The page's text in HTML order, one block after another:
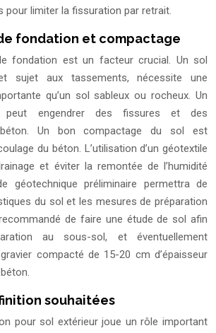
pour limiter la fissuration par retrait.
fondation et compactage
fondation est un facteur crucial. Un sol
sujet aux tassements, nécessite une
qu’un sol sableux ou rocheux. Un
engendrer des fissures et des
Un bon compactage du sol est
du béton. L’utilisation d’un géotextile
et éviter la remontée de l’humidité
géotechnique préliminaire permettra de
du sol et les mesures de préparation
de faire une étude de sol afin
au sous-sol, et éventuellement
compacté de 15-20 cm d’épaisseur
souhaitées
pour sol extérieur joue un rôle important